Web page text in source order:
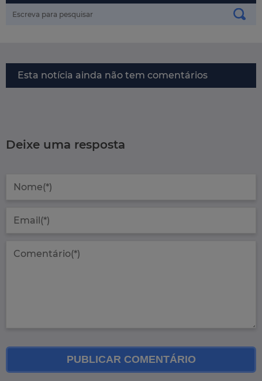
Esta notícia ainda não tem comentários
Deixe uma resposta
PUBLICAR COMENTÁRIO